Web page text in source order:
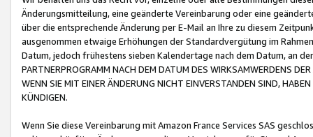
Änderungsmitteilung, eine geänderte Vereinbarung oder eine
über die entsprechende Änderung per E-Mail an Ihre zu diesem
ausgenommen etwaige Erhöhungen der Standardvergütung im
Datum, jedoch frühestens sieben Kalendertage nach dem Datum, an
PARTNERPROGRAMM NACH DEM DATUM DES WIRKSAMWERDENS
WENN SIE MIT EINER ÄNDERUNG NICHT EINVERSTANDEN SIND,
KÜNDIGEN.
Wenn Sie diese Vereinbarung mit Amazon France Services SAS